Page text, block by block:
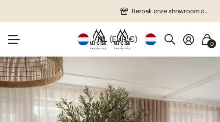
Bezoek onze showroom op afspraak!
NL(EUR €) 0